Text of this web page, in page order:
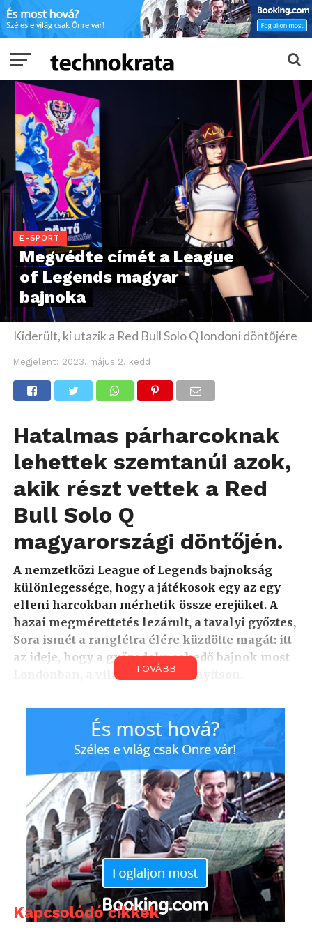
E-SPORT
Megvédte címét a League
of Legends magyar
bajnoka
Kiderült, ki utazik a Red Bull Solo Q londoni döntőjére
Megjelent: 2023. május 2. kedd
Hatalmas párharcoknak
lehettek szemtanúi azok,
akik részt vettek a Red
Bull Solo Q
magyarországi döntőjén.
A nemzetközi League of Legends bajnokság
különlegessége, hogy a játékosok egy az egy
elleni harcokban mérhetik össze erejüket. A
hazai megmérettetés lezárult, a tavalyi győztes,
Sora ismét a ranglétra élére küzdötte magát: itt
az ideje, hogy a győzedelmeskedő bajnok most
Londonban, a világdöntőn bizonyítson.
Barátok csatájának bizonyult a Red Bull Solo Q
országos döntője, amely során a tavalyi győztes, Sora
végül saját jóismerősével kellett szembe szálljon a
magyarországi bajnok státuszért. Az e-sportoló
megvédte címét, és gőzerővel készül a május 19-i
végső megmérettetésre, amelynek helyszíne már
London lesz.
TOVÁBB
Kapcsolódó cikkek